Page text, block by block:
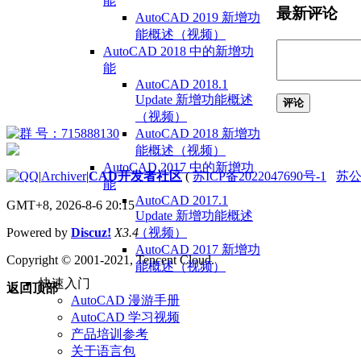
AutoCAD 2019 新增功
能概述（视频）
AutoCAD 2018 中的新增功
能
AutoCAD 2018.1
Update 新增功能概述
（视频）
AutoCAD 2018 新增功
能概述（视频）
AutoCAD 2017 中的新增功
能
AutoCAD 2017.1
Update 新增功能概述
（视频）
AutoCAD 2017 新增功
能概述（视频）
快速入门
AutoCAD 漫游手册
AutoCAD 学习视频
产品培训参考
关于语言包
最新评论
评论
|Archiver|CAD开发者社区(苏ICP备2022047690号-1 苏
GMT+8, 2026-8-6 20:15
Powered by Discuz! X3.4
Copyright © 2001-2021, Tencent Cloud.
返回顶部